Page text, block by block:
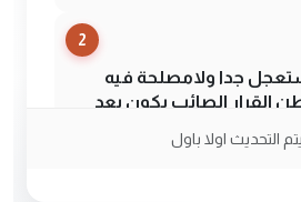
2
جدا ولامصلحة فيه
القرار الصائب يكون بعد
يتم التحديث اولا باول